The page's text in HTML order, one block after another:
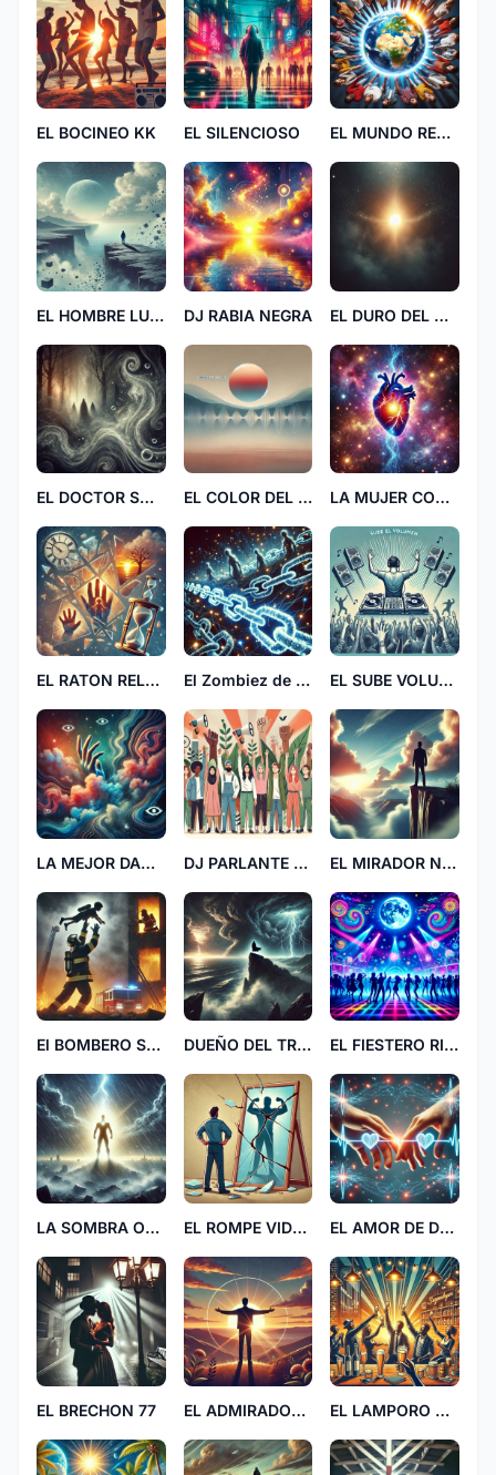
EL BOCINEO KK EL SILENCIOSO EL MUNDO REDONDO RD
EL HOMBRE LUNA MM DJ RABIA NEGRA EL DURO DEL UNIVERSO UU
EL DOCTOR SOMBRA SS EL COLOR DEL SILENCIO DD LA MUJER CORZAON
EL RATON RELOJ El Zombiez de Cadenas EL SUBE VOLUMEN MM
LA MEJOR DAMA EE DJ PARLANTE MUNDIAL EL MIRADOR NORTE JJ
El BOMBERO SALVADOR RP DUEÑO DEL TRUEÑO EL FIESTERO RICO
LA SOMBRA OSCURA DD EL ROMPE VIDRIO EL AMOR DE DOS FF
EL BRECHON 77 EL ADMIRADOR DEL SOY EL LAMPORO VIB